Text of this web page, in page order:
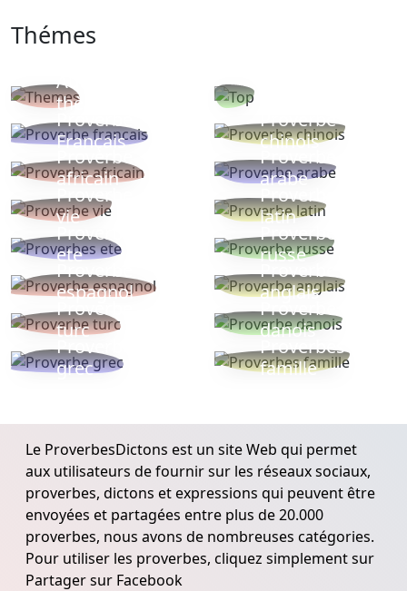
Thémes
Autres
thèmes
Proverbe
Français
Proverbe
chinois
Proverbe
africain
Proverbe
arabe
Proverbe
vie
Proverbe
latin
Proverbes
ete
Proverbe
russe
Proverbe
espagnol
Proverbe
anglais
Proverbe
turc
Proverbe
danois
Proverbe
grec
Proverbes
famille
Le ProverbesDictons est un site Web qui permet
aux utilisateurs de fournir sur les réseaux sociaux,
proverbes, dictons et expressions qui peuvent être
envoyées et partagées entre plus de 20.000
proverbes, nous avons de nombreuses catégories.
Pour utiliser les proverbes, cliquez simplement sur
Partager sur Facebook